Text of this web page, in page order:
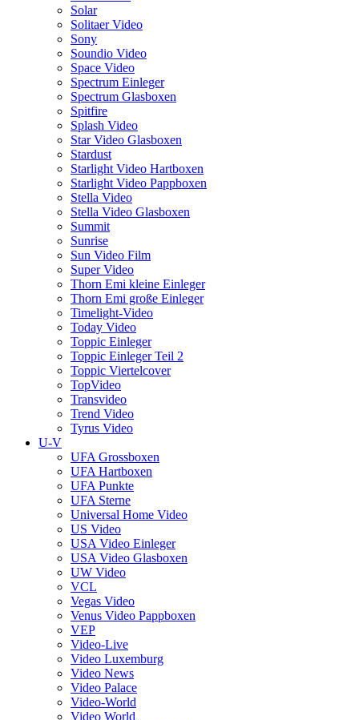
Solar
Solitaer Video
Sony
Soundio Video
Space Video
Spectrum Einleger
Spectrum Glasboxen
Spitfire
Splash Video
Star Video Glasboxen
Stardust
Starlight Video Hartboxen
Starlight Video Pappboxen
Stella Video
Stella Video Glasboxen
Summit
Sunrise
Sun Video Film
Super Video
Thorn Emi kleine Einleger
Thorn Emi große Einleger
Timelight-Video
Today Video
Toppic Einleger
Toppic Einleger Teil 2
Toppic Viertelcover
TopVideo
Transvideo
Trend Video
Tyrus Video
U-V
UFA Grossboxen
UFA Hartboxen
UFA Punkte
UFA Sterne
Universal Home Video
US Video
USA Video Einleger
USA Video Glasboxen
UW Video
VCL
Vegas Video
Venus Video Pappboxen
VEP
Video-Live
Video Luxemburg
Video News
Video Palace
Video-World
Video World